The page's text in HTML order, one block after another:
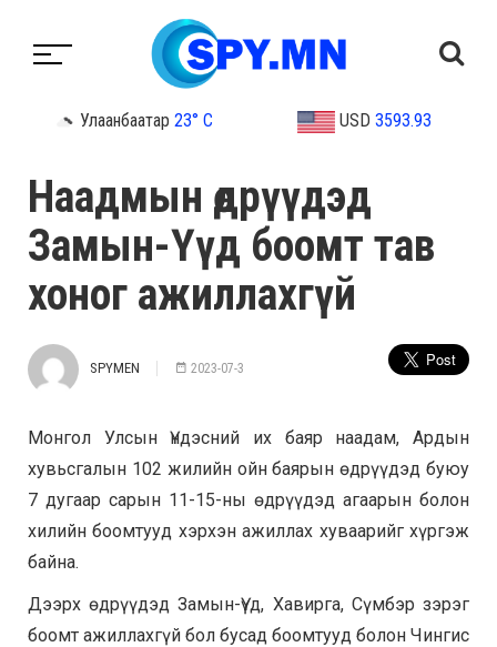
Улаанбаатар 23° C USD 3593.93
Наадмын өдрүүдэд
Замын-Үүд боомт тав
хоног ажиллахгүй
SPYMEN 2023-07-3
Монгол Улсын Үндэсний их баяр наадам, Ардын
хувьсгалын 102 жилийн ойн баярын өдрүүдэд буюу
7 дугаар сарын 11-15-ны өдрүүдэд агаарын болон
хилийн боомтууд хэрхэн ажиллах хуваарийг хүргэж
байна.
Дээрх өдрүүдэд Замын-Үүд, Хавирга, Сүмбэр зэрэг
боомт ажиллахгүй бол бусад боомтууд болон Чингис